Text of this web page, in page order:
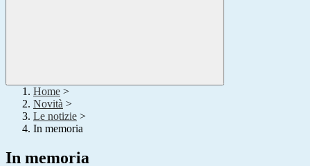
Home >
Novità >
Le notizie >
In memoria
In memoria